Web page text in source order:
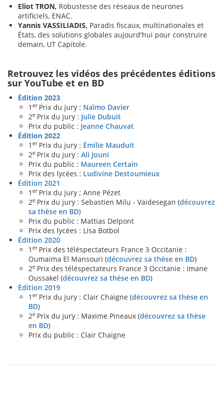
Eliot TRON, Robustesse des réseaux de neurones
artificiels, ENAC.
Yannis VASSILIADIS, Paradis fiscaux, multinationales et
États, des solutions globales aujourd'hui pour construire
demain, UT Capitole.
Retrouvez les vidéos des précédentes éditions
sur YouTube et en BD
Édition 2023
1 er Prix du jury : Naïmo Davier
2e Prix du jury : Julie Dubuit
Prix du public : Jeanne Chauvat
Édition 2022
1 er Prix du jury : Émilie Mauduit
2e Prix du jury : Ali Jouni
Prix du public : Maureen Certain
Prix des lycées : Ludivine Destoumieux
Édition 2021
1 er Prix du jury ; Anne Pézet
2e Prix du jury : Sebastien Milu - Vaidesegan (découvrez
sa thèse en BD)
Prix du public : Mattias Delpont
Prix des lycées : Lisa Botbol
Édition 2020
1 er Prix des téléspectateurs France 3 Occitanie :
Oumaima El Mansouri (découvrez sa thèse en BD)
2e Prix des téléspectateurs France 3 Occitanie : Imane
Oussakel (découvrez sa thèse en BD)
Édition 2019
1 er Prix du jury : Clair Chaigne (découvrez sa thèse en
BD)
2e Prix du jury : Maxime Pineaux (découvrez sa thèse
en BD)
Prix du public : Clair Chaigne